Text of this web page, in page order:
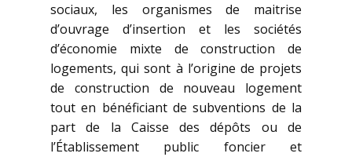
sociaux, les organismes de maitrise
d’ouvrage d’insertion et les sociétés
d’économie mixte de construction de
logements, qui sont à l’origine de projets
de construction de nouveau logement
tout en bénéficiant de subventions de la
part de la Caisse des dépôts ou de
l’Établissement public foncier et